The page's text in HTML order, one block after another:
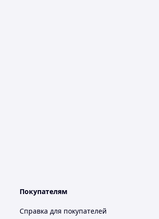
Покупателям
Справка для покупателей